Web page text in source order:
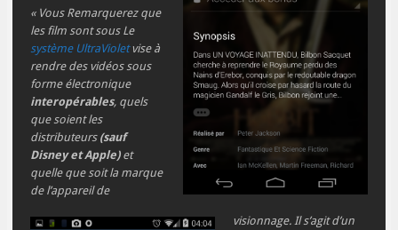
« Vous Remarquerez que
les film sont sous Le
système UltraVioletvise à
rendre des vidéos sous
forme électronique
interopérables, quels
que soient les
distributeurs (sauf
Disney et Apple)et
quelle que soit la marque
de l’appareil de
visionnage. Il s’agit d’un